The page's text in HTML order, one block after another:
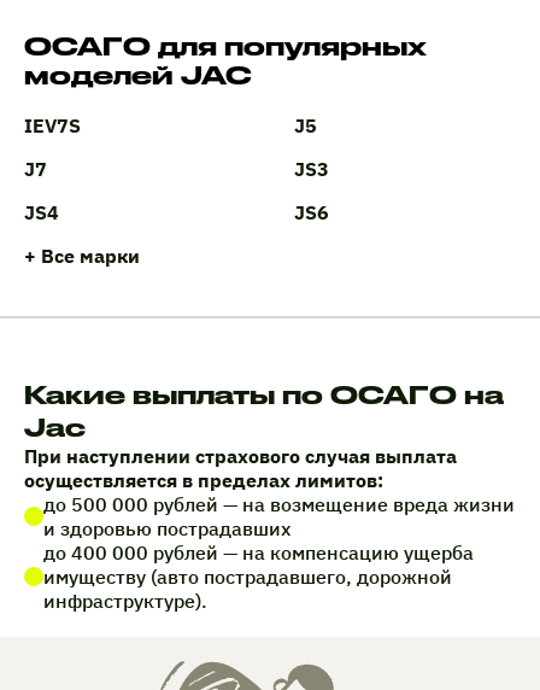
ОСАГО для популярных
моделей JAC
IEV7S
J5
J7
JS3
JS4
JS6
+ Все марки
Какие выплаты по ОСАГО на
Jac
При наступлении страхового случая выплата
осуществляется в пределах лимитов:
до 500 000 рублей — на возмещение вреда жизни
и здоровью пострадавших
до 400 000 рублей — на компенсацию ущерба
имуществу (авто пострадавшего, дорожной
инфраструктуре).